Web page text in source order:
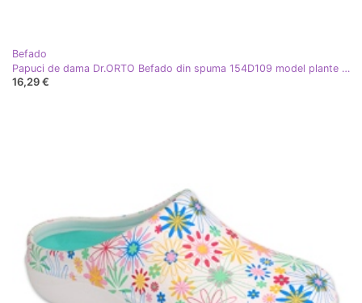
Befado
Papuci de dama Dr.ORTO Befado din spuma 154D109 model plante albe
16,29 €